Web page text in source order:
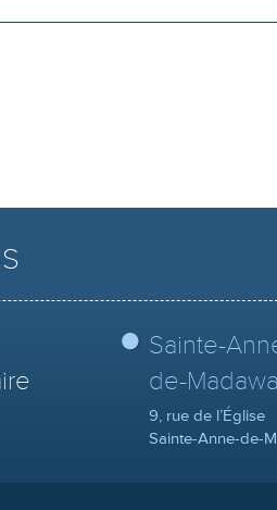
Sainte-
de-
9, rue de l’Église
Sainte-Anne-de-